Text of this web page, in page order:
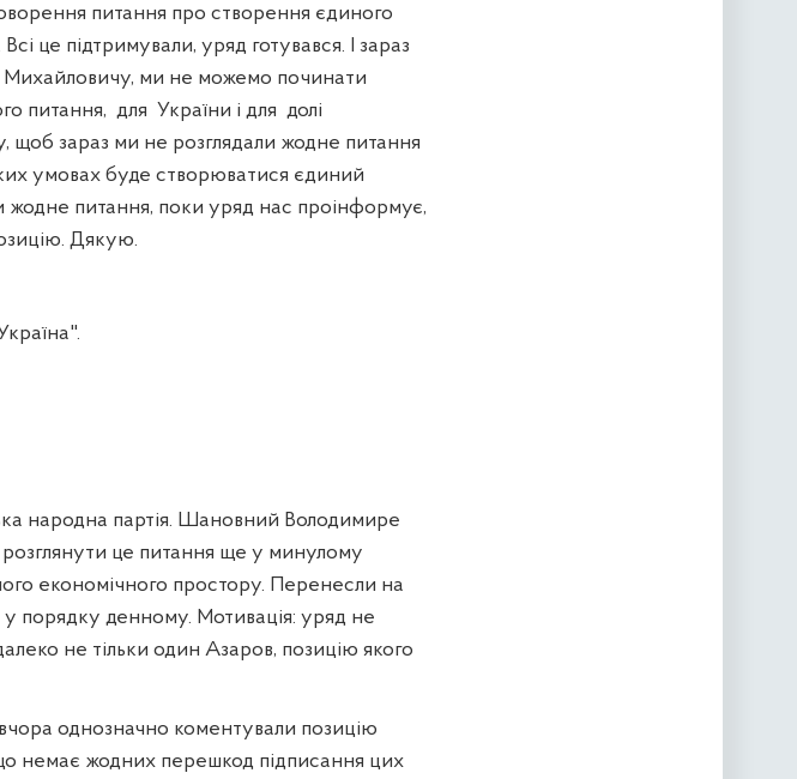
питання про створення єдиного
це підтримували, уряд готувався. І зараз
Михайловичу, ми не можемо починати
питання, для України і для долі
щоб зараз ми не розглядали жодне питання
умовах буде створюватися єдиний
питання, поки уряд нас проінформує,
Дякую.
народна партія. Шановний Володимире
це питання ще у минулому
економічного простору. Перенесли на
порядку денному. Мотивація: уряд не
не тільки один Азаров, позицію якого
однозначно коментували позицію
немає жодних перешкод підписання цих